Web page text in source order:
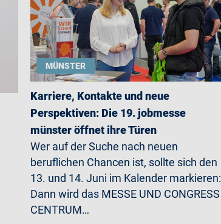
MÜNSTER
Karriere, Kontakte und neue
Perspektiven: Die 19. jobmesse
münster öffnet ihre Türen
Wer auf der Suche nach neuen
beruflichen Chancen ist, sollte sich den
13. und 14. Juni im Kalender markieren:
Dann wird das MESSE UND CONGRESS
CENTRUM…